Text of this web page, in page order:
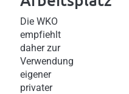
Die WKO
empfiehlt
daher zur
Verwendung
eigener
privater